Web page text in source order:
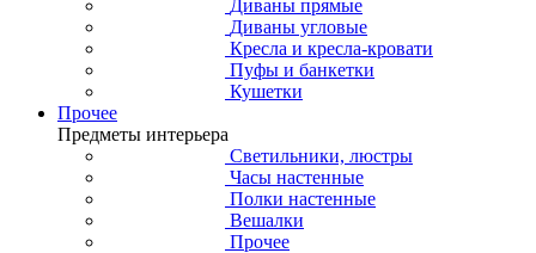
Диваны прямые
Диваны угловые
Кресла и кресла-кровати
Пуфы и банкетки
Кушетки
Прочее
Предметы интерьера
Светильники, люстры
Часы настенные
Полки настенные
Вешалки
Прочее